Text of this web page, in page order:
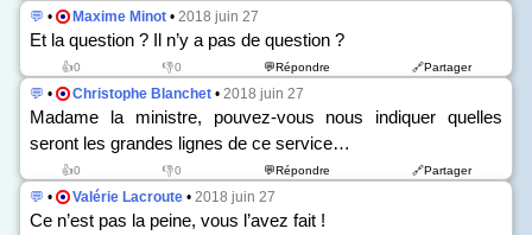
💬 • Maxime Minot • 2018 juin 27
Et la question ? Il n’y a pas de question ?
👍0 👎0 💬Répondre 🔗Partager
💬 • Christophe Blanchet • 2018 juin 27
Madame la ministre, pouvez-vous nous indiquer quelles
seront les grandes lignes de ce service…
👍0 👎0 💬Répondre 🔗Partager
💬 • Valérie Lacroute • 2018 juin 27
Ce n’est pas la peine, vous l’avez fait !